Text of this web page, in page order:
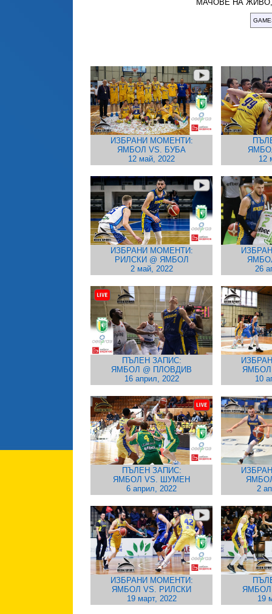
МАЧОВЕ НА ЖИВО,
ИЗБРАНИ МОМЕНТИ:
ЯМБОЛ VS. БУБА
12 май, 2022
12
ИЗБРАНИ МОМЕНТИ:
РИЛСКИ @ ЯМБОЛ
2 май, 2022
26
ПЪЛЕН ЗАПИС:
ЯМБОЛ @ ПЛОВДИВ
16 април, 2022
ЯМБОЛ
10
ПЪЛЕН ЗАПИС:
ЯМБОЛ VS. ШУМЕН
6 април, 2022
2
ИЗБРАНИ МОМЕНТИ:
ЯМБОЛ VS. РИЛСКИ
19 март, 2022
ЯМБОЛ
19